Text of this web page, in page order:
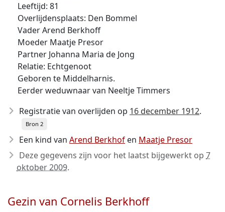
Leeftijd: 81
Overlijdensplaats: Den Bommel
Vader Arend Berkhoff
Moeder Maatje Presor
Partner Johanna Maria de Jong
Relatie: Echtgenoot
Geboren te Middelharnis.
Eerder weduwnaar van Neeltje Timmers
Registratie van overlijden op 16 december 1912.
Bron 2
Een kind van Arend Berkhof en Maatje Presor
Deze gegevens zijn voor het laatst bijgewerkt op 7
oktober 2009.
Gezin van Cornelis Berkhoff